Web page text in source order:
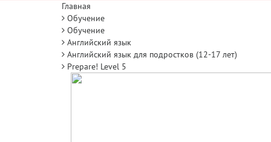
Главная
Обучение
Обучение
Английский язык
Английский язык для подростков (12-17 лет)
Prepare! Level 5